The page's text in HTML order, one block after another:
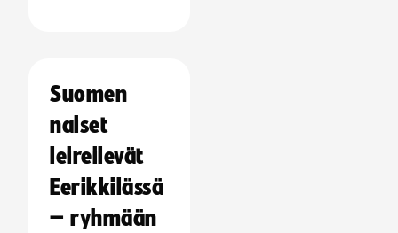
Suomen
naiset
leireilevät
Eerikkilässä
– ryhmään